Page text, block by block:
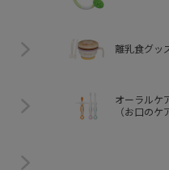
離乳食グッ
オーラルケ
（お口のケ